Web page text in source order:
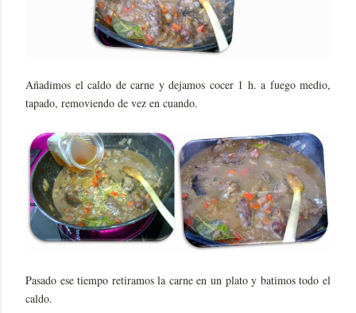
Añadimos el caldo de carne y dejamos cocer 1 h. a fuego medio,
tapado, removiendo de vez en cuando.
Pasado ese tiempo retiramos la carne en un plato y batimos todo el
caldo.